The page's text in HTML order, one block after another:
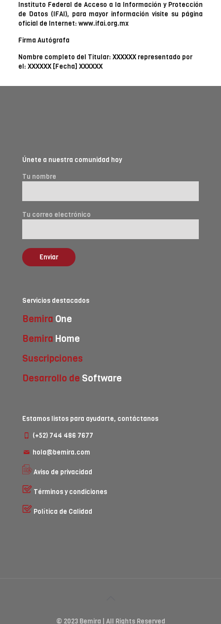
Instituto Federal de Acceso a la Información y Protección
de Datos (IFAI), para mayor información visite su página
oficial de Internet: www.ifai.org.mx
Firma Autógrafa
Nombre completo del Titular: XXXXXX representado por
el: XXXXXX [Fecha] XXXXXX
Únete a nuestra comunidad hoy
Tu nombre
Tu correo electrónico
Servicios destacados
Bemira One
Bemira Home
Suscripciones
Desarrollo de Software
Estamos listos para ayudarte, contáctanos
(+52) 744 486 7677
hola@bemira.com
Aviso de privacidad
Términos y condiciones
Política de Calidad
© 2023 Bemira | All Rights Reserved